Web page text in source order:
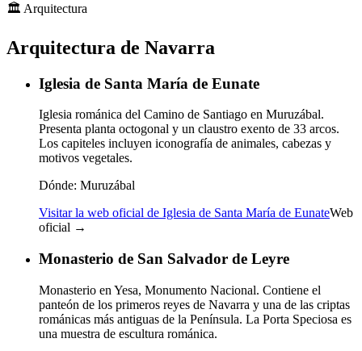
🏛️ Arquitectura
Arquitectura de Navarra
Iglesia de Santa María de Eunate
Iglesia románica del Camino de Santiago en Muruzábal.
Presenta planta octogonal y un claustro exento de 33 arcos.
Los capiteles incluyen iconografía de animales, cabezas y
motivos vegetales.
Dónde: Muruzábal
Visitar la web oficial de Iglesia de Santa María de EunateWeb
oficial →
Monasterio de San Salvador de Leyre
Monasterio en Yesa, Monumento Nacional. Contiene el
panteón de los primeros reyes de Navarra y una de las criptas
románicas más antiguas de la Península. La Porta Speciosa es
una muestra de escultura románica.